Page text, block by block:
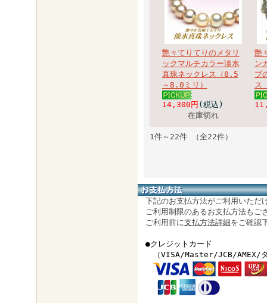
艶々てりてりのメタリ
ックマルチカラー淡水
真珠ネックレス（8.5
～8.0ミリ）
14,300円 (税込)
在庫切れ
艶
ン
プ
ス
1件～22件 （全22件）
下記のお支払方法がご利用いただ
ご利用制限のあるお支払方法もご
ご利用前に支払方法詳細をご確認
●クレジットカード
（VISA/Master/JCB/AMEX/ダ